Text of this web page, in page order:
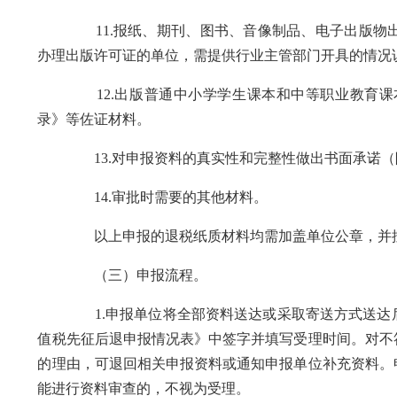
11.报纸、期刊、图书、音像制品、电子出版物出
办理出版许可证的单位，需提供行业主管部门开具的情况
12.出版普通中小学学生课本和中等职业教育课本
录》等佐证材料。
13.对申报资料的真实性和完整性做出书面承诺（附
14.审批时需要的其他材料。
以上申报的退税纸质材料均需加盖单位公章，并按
（三）申报流程。
1.申报单位将全部资料送达或采取寄送方式送达后
值税先征后退申报情况表》中签字并填写受理时间。对
的理由，可退回相关申报资料或通知申报单位补充资料
能进行资料审查的，不视为受理。